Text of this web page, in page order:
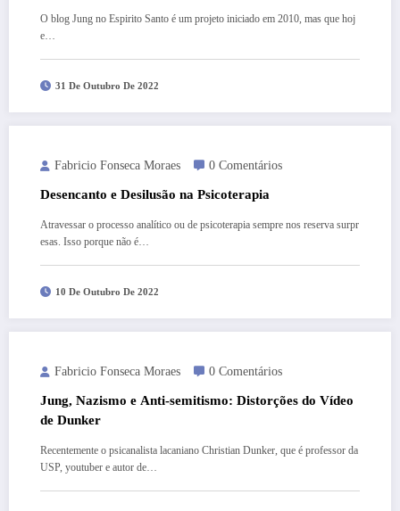
O blog Jung no Espirito Santo é um projeto iniciado em 2010, mas que hoj
e…
31 De Outubro De 2022
Fabricio Fonseca Moraes 0 Comentários
Desencanto e Desilusão na Psicoterapia
Atravessar o processo analítico ou de psicoterapia sempre nos reserva surpr
esas. Isso porque não é…
10 De Outubro De 2022
Fabricio Fonseca Moraes 0 Comentários
Jung, Nazismo e Anti-semitismo: Distorções do Vídeo
de Dunker
Recentemente o psicanalista lacaniano Christian Dunker, que é professor da
USP, youtuber e autor de…